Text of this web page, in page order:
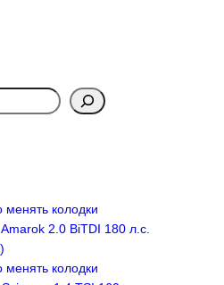
менять колодки
2.0 BiTDI 180 л.с.
менять колодки